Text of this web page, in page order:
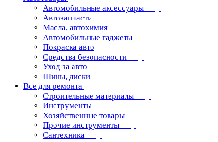
Автомобильные аксессуары
Автозапчасти
Масла, автохимия
Автомобильные гаджеты
Покраска авто
Средства безопасности
Уход за авто
Шины, диски
Все для ремонта
Строительные материалы
Инструменты
Хозяйственные товары
Прочие инструменты
Сантехника